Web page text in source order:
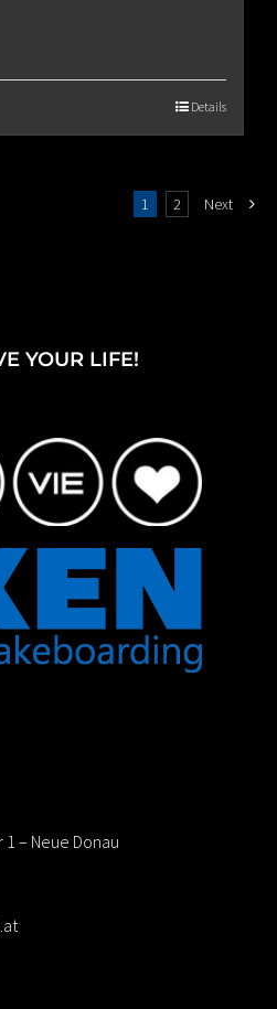
Details
1 2 Next
YOUR LIFE!
1 – Neue Donau